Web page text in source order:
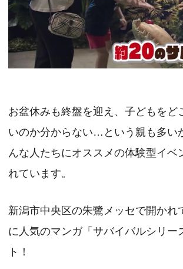
お盆休みも終盤を迎え、子どもをど
いのか分からない…という親も多い
んな人たちにオススメの体験型イベ
れています。
新潟市中央区の朱鷺メッセで開かれ
に人気のマンガ「サバイバルシリー
ト！